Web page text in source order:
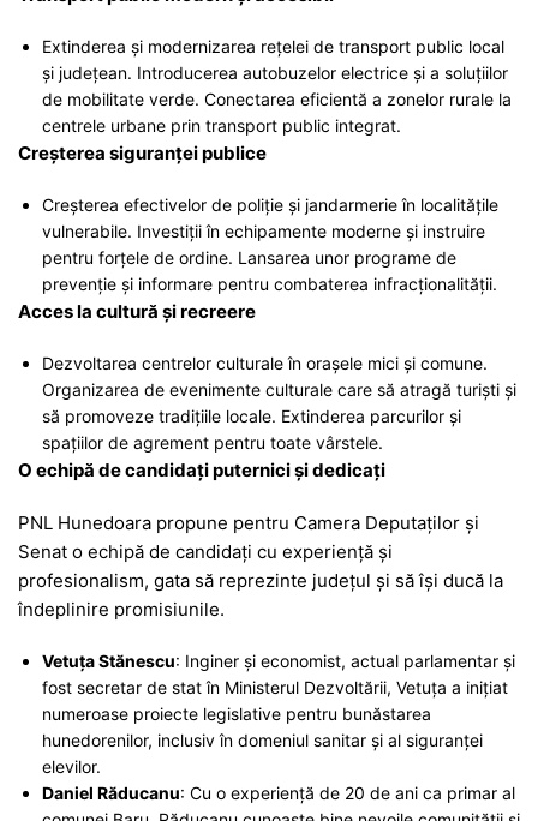
Extinderea și modernizarea rețelei de transport public local
și județean. Introducerea autobuzelor electrice și a soluțiilor
de mobilitate verde. Conectarea eficientă a zonelor rurale la
centrele urbane prin transport public integrat.
Creșterea siguranței publice
Creșterea efectivelor de poliție și jandarmerie în localitățile
vulnerabile. Investiții în echipamente moderne și instruire
pentru forțele de ordine. Lansarea unor programe de
prevenție și informare pentru combaterea infracționalității.
Acces la cultură și recreere
Dezvoltarea centrelor culturale în orașele mici și comune.
Organizarea de evenimente culturale care să atragă turiști și
să promoveze tradițiile locale. Extinderea parcurilor și
spațiilor de agrement pentru toate vârstele.
O echipă de candidați puternici și dedicați
PNL Hunedoara propune pentru Camera Deputaților și
Senat o echipă de candidați cu experiență și
profesionalism, gata să reprezinte județul și să își ducă la
îndeplinire promisiunile.
Vetuța Stănescu: Inginer și economist, actual parlamentar și
fost secretar de stat în Ministerul Dezvoltării, Vetuța a inițiat
numeroase proiecte legislative pentru bunăstarea
hunedorenilor, inclusiv în domeniul sanitar și al siguranței
elevilor.
Daniel Răducanu: Cu o experiență de 20 de ani ca primar al